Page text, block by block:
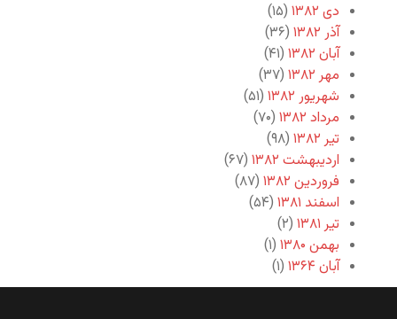
دی ۱۳۸۲
(۱۵)
آذر ۱۳۸۲
(۳۶)
آبان ۱۳۸۲
(۴۱)
مهر ۱۳۸۲
(۳۷)
شهریور ۱۳۸۲
(۵۱)
مرداد ۱۳۸۲
(۷۰)
تیر ۱۳۸۲
(۹۸)
اردیبهشت ۱۳۸۲
(۶۷)
فروردین ۱۳۸۲
(۸۷)
اسفند ۱۳۸۱
(۵۴)
تیر ۱۳۸۱
(۲)
بهمن ۱۳۸۰
(۱)
آبان ۱۳۶۴
(۱)